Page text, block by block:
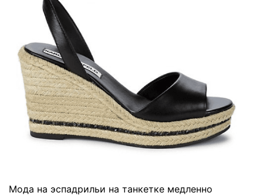
Мода на эспадрильи на танкетке медленно